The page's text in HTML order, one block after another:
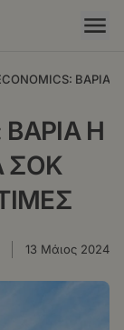
ECONOMICS:
ΒΑΡΙΑ Η
ΣΟΚ
13 Μάιος 2024